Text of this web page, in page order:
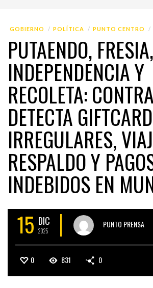
GOBIERNO POLÍTICA PUNTO CENTRO
PUTAENDO, FRESIA,
INDEPENDENCIA Y
RECOLETA:
DETECTA
IRREGULARES,
RESPALDO Y
INDEBIDOS EN
15 DIC
2025
PUNTO PRENSA
0 831 0